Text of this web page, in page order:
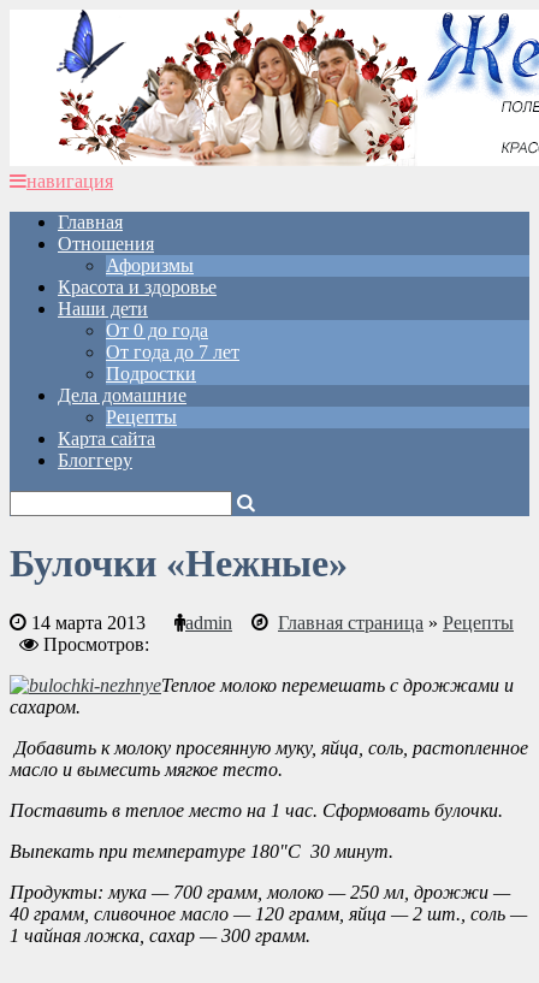
навигация
Главная
Отношения
Афоризмы
Красота и здоровье
Наши дети
От 0 до года
От года до 7 лет
Подростки
Дела домашние
Рецепты
Карта сайта
Блоггеру
Булочки «Нежные»
14 марта 2013 admin Главная страница » Рецепты
Просмотров:
Теплое молоко перемешать с дрожжами и
сахаром.
Добавить к молоку просеянную муку, яйца, соль, растопленное
масло и вымесить мягкое тесто.
Поставить в теплое место на 1 час. Сформовать булочки.
Выпекать при температуре 180"С 30 минут.
Продукты: мука — 700 грамм, молоко — 250 мл, дрожжи —
40 грамм, сливочное масло — 120 грамм, яйца — 2 шт., соль —
1 чайная ложка, сахар — 300 грамм.